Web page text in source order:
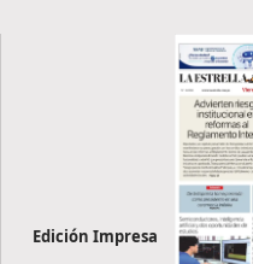
Edición Impresa